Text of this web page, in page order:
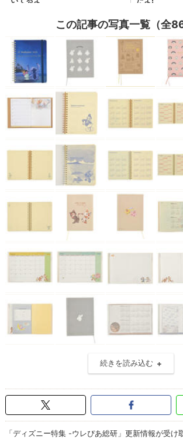
この記事の写真一覧（全86
続きを読み込む
「ディズニー特集 -ウレぴあ総研」更新情報が受け